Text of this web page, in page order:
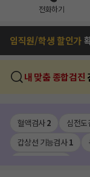
전화하기
임직원/학생 할인가
내 맞춤 종합검진
혈액검사2 심전도
갑상선 기능검사1